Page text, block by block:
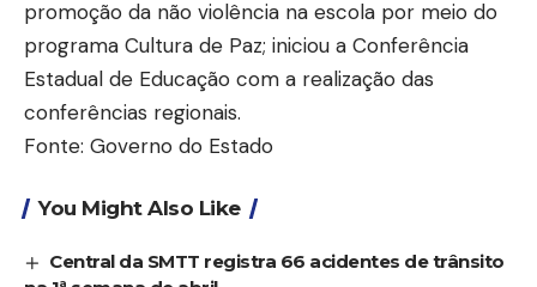
promoção da não violência na escola por meio do
programa Cultura de Paz; iniciou a Conferência
Estadual de Educação com a realização das
conferências regionais.
Fonte: Governo do Estado
You Might Also Like
Central da SMTT registra 66 acidentes de trânsito